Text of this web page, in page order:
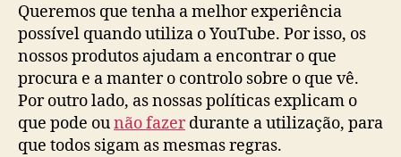
Queremos que tenha a melhor experiência
possível quando utiliza o YouTube. Por isso, os
nossos produtos ajudam a encontrar o que
procura e a manter o controlo sobre o que vê.
Por outro lado, as nossas políticas explicam o
que pode ounão fazerdurante a utilização, para
que todos sigam as mesmas regras.